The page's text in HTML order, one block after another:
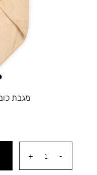
מגבת